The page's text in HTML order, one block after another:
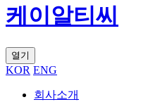
케이알티씨
열기
KOR ENG
회사소개